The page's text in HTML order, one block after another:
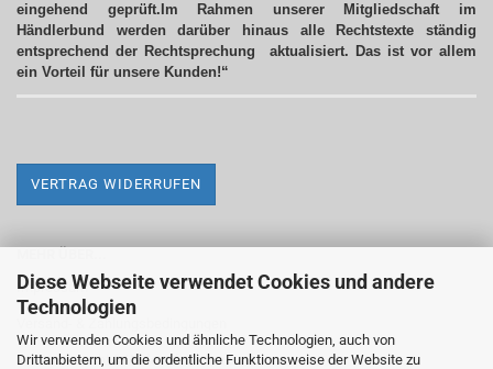
Diese Webseite verwendet Cookies und andere
Technologien
Wir verwenden Cookies und ähnliche Technologien, auch von
Drittanbietern, um die ordentliche Funktionsweise der Website zu
eingehend geprüft.Im Rahmen unserer Mitgliedschaft im
Händlerbund werden darüber hinaus alle Rechtstexte ständig
entsprechend der Rechtsprechung aktualisiert. Das ist vor allem
ein Vorteil für unsere Kunden!“
VERTRAG WIDERRUFEN
Impressum
Versand- & Zahlungsbedingungen
Widerrufsrecht & Widerrufsformular